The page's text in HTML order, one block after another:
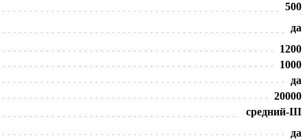
500
да
1200
1000
да
20000
средний-III
да